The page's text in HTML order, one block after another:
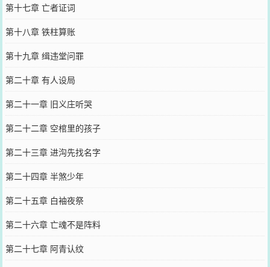
第十七章 亡者证词
第十八章 铁柱算账
第十九章 缉违堂问罪
第二十章 有人设局
第二十一章 旧义庄听哭
第二十二章 空棺里的孩子
第二十三章 进沟先找名字
第二十四章 半煞少年
第二十五章 白袖夜祭
第二十六章 亡魂不是阵料
第二十七章 阿青认纹